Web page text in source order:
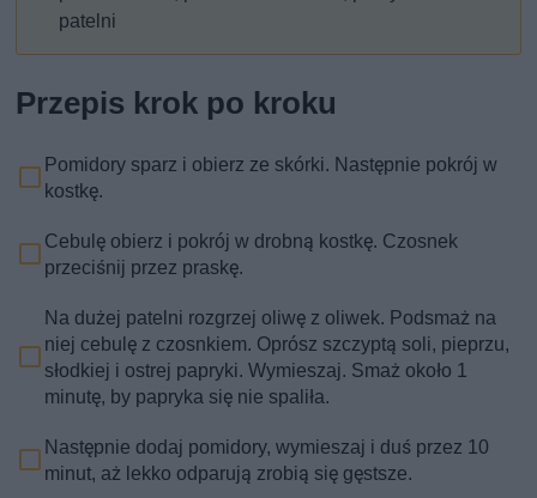
patelni
Przepis krok po kroku
Pomidory sparz i obierz ze skórki. Następnie pokrój w
kostkę.
Cebulę obierz i pokrój w drobną kostkę. Czosnek
przeciśnij przez praskę.
Na dużej patelni rozgrzej oliwę z oliwek. Podsmaż na
niej cebulę z czosnkiem. Oprósz szczyptą soli, pieprzu,
słodkiej i ostrej papryki. Wymieszaj. Smaż około 1
minutę, by papryka się nie spaliła.
Następnie dodaj pomidory, wymieszaj i duś przez 10
minut, aż lekko odparują zrobią się gęstsze.